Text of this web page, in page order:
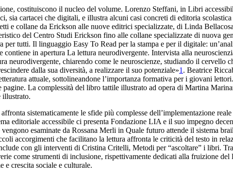
, costituiscono il nucleo del volume. Lorenzo Steffani, in Libri
sia cartacei che digitali, e illustra alcuni casi concreti di editoria
e collane da Erickson alle nuove editrici specializzate, di Linda
del Centro Studi Erickson fino alle collane specializzate di nuova
per tutti. Il linguaggio Easy To Read per la stampa e per il digitale:
contiene in apertura La lettura neurodivergente. Intervista alla
neurodivergente, chiarendo come le neuroscienze, studiando il cervello
dalla sua diversità, a realizzare il suo potenziale»1. Beatrice
attuale, sottolineandone l’importanza formativa per i giovani
La complessità del libro tattile illustrato ad opera di Martina
illustrato.
affronta sistematicamente le sfide più complesse dell’implementazione
editoriale accessibile ci presenta Fondazione LIA e il suo impegno
esaminate da Rossana Merli in Quale futuro attende il sistema
accorgimenti che facilitano la lettura affronta le criticità del testo in
con gli interventi di Cristina Critelli, Metodi per “ascoltare” i libri.
come strumenti di inclusione, rispettivamente dedicati alla fruizione
e crescita sociale e culturale.